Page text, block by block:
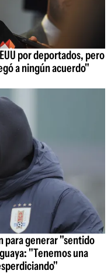
por deportados, pero
a ningún acuerdo"
para generar "sentido
"Tenemos una